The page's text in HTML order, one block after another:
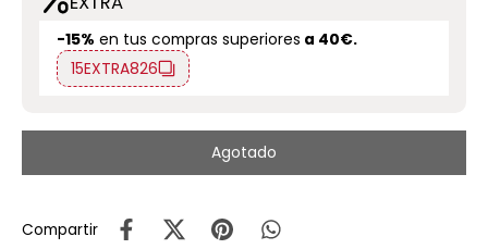
-15% en tus compras superiores a 40€.
15EXTRA826
Agotado
Compartir